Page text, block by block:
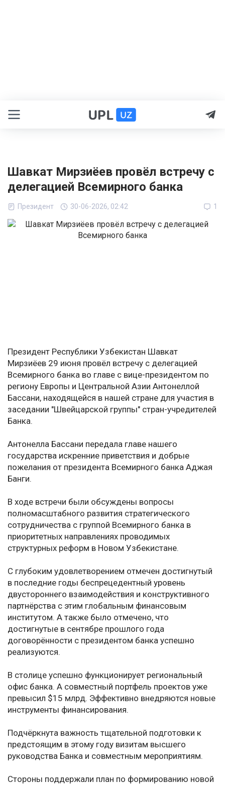
Шавкат Мирзиёев провёл встречу с
делегацией Всемирного банка
Президент 30-06-2026, 02:42 1
Президент Республики Узбекистан Шавкат
Мирзиёев 29 июня провёл встречу с делегацией
Всемирного банка во главе с вице-президентом по
региону Европы и Центральной Азии Антонеллой
Бассани, находящейся в нашей стране для участия в
заседании "Швейцарской группы" стран-учредителей
Банка.
Антонелла Бассани передала главе нашего
государства искренние приветствия и добрые
пожелания от президента Всемирного банка Аджая
Банги.
В ходе встречи были обсуждены вопросы
полномасштабного развития стратегического
сотрудничества с группой Всемирного банка в
приоритетных направлениях проводимых
структурных реформ в Новом Узбекистане.
С глубоким удовлетворением отмечен достигнутый
в последние годы беспрецедентный уровень
двустороннего взаимодействия и конструктивного
партнёрства с этим глобальным финансовым
институтом. А также было отмечено, что
достигнутые в сентябре прошлого года
договорённости с президентом банка успешно
реализуются.
В столице успешно функционирует региональный
офис банка. А совместный портфель проектов уже
превысил $15 млрд. Эффективно внедряются новые
инструменты финансирования.
Подчёркнута важность тщательной подготовки к
предстоящим в этому году визитам высшего
руководства Банка и совместным мероприятиям.
Стороны поддержали план по формированию новой